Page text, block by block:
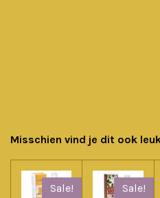
Misschien vind je dit ook
Sale! Sale!